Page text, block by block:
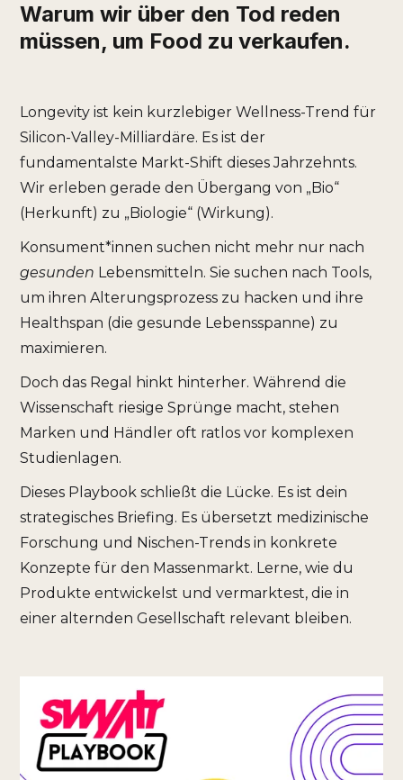
Warum wir über den Tod reden
müssen, um Food zu verkaufen.
Longevity ist kein kurzlebiger Wellness-Trend für
Silicon-Valley-Milliardäre. Es ist der
fundamentalste Markt-Shift dieses Jahrzehnts.
Wir erleben gerade den Übergang von „Bio“
(Herkunft) zu „Biologie“ (Wirkung).
Konsument*innen suchen nicht mehr nur nach
gesunden Lebensmitteln. Sie suchen nach Tools,
um ihren Alterungsprozess zu hacken und ihre
Healthspan (die gesunde Lebensspanne) zu
maximieren.
Doch das Regal hinkt hinterher. Während die
Wissenschaft riesige Sprünge macht, stehen
Marken und Händler oft ratlos vor komplexen
Studienlagen.
Dieses Playbook schließt die Lücke. Es ist dein
strategisches Briefing. Es übersetzt medizinische
Forschung und Nischen-Trends in konkrete
Konzepte für den Massenmarkt. Lerne, wie du
Produkte entwickelst und vermarktest, die in
einer alternden Gesellschaft relevant bleiben.